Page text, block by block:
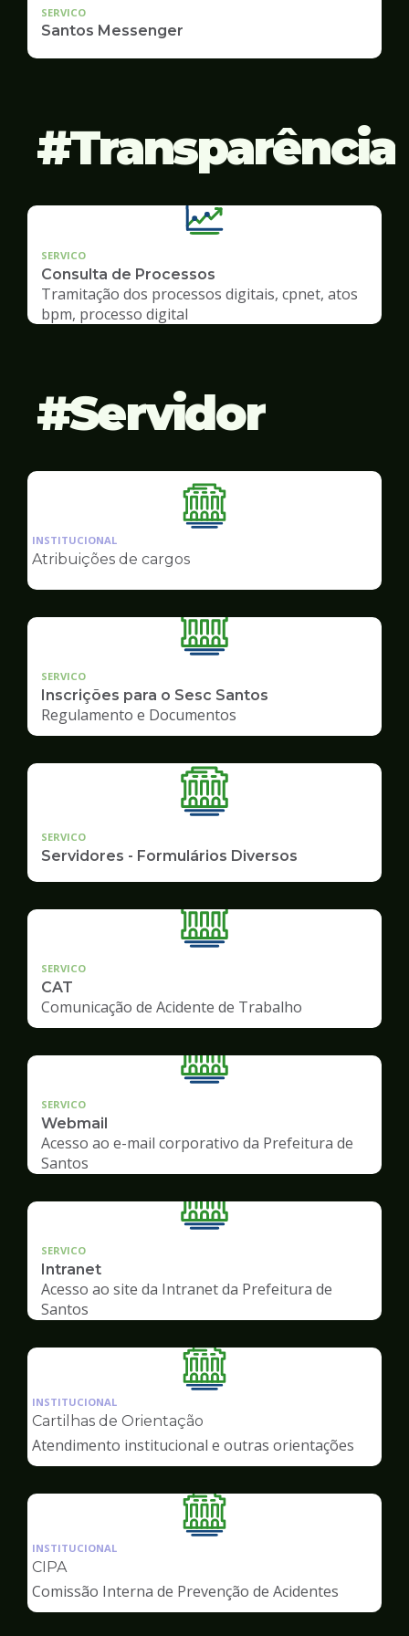
SERVICO
Santos Messenger
Transparência
SERVICO
Consulta de Processos
Tramitação dos processos digitais, cpnet, atos
bpm, processo digital
Servidor
Ilustração
da
Servidor
INSTITUCIONAL
Atribuições de cargos
SERVICO
Inscrições para o Sesc Santos
Regulamento e Documentos
SERVICO
Servidores - Formulários Diversos
SERVICO
CAT
Comunicação de Acidente de Trabalho
SERVICO
Webmail
Acesso ao e-mail corporativo da Prefeitura de
Santos
SERVICO
Intranet
Acesso ao site da Intranet da Prefeitura de
Santos
Ilustração
da
de
Servidor
INSTITUCIONAL
Cartilhas de Orientação
Atendimento institucional e outras orientações
Ilustração
da
Servidor
INSTITUCIONAL
CIPA
Comissão Interna de Prevenção de Acidentes